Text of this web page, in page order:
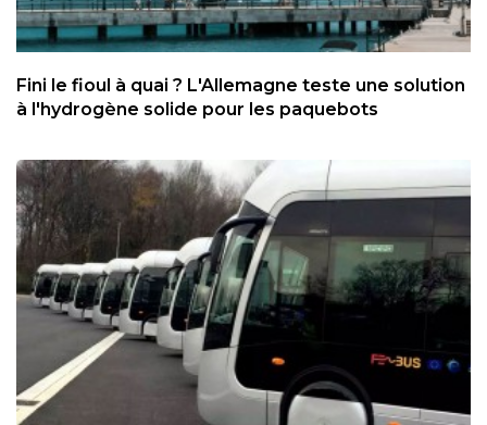
Fini le fioul à quai ? L'Allemagne teste une solution
à l'hydrogène solide pour les paquebots